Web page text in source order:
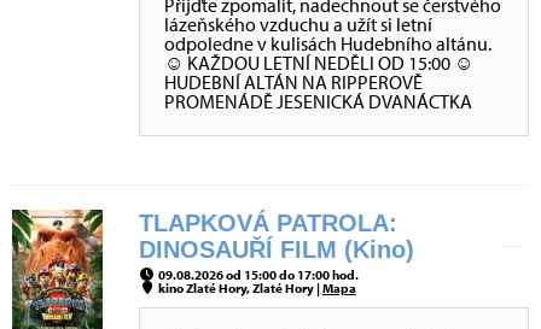
Přijďte zpomalit, nadechnout se čerstvého
lázeňského vzduchu a užít si letní
odpoledne v kulisách Hudebního altánu.
☺ KAŽDOU LETNÍ NEDĚLI OD 15:00 ☺
HUDEBNÍ ALTÁN NA RIPPEROVĚ
PROMENÁDĚ JESENICKÁ DVANÁCTKA
TLAPKOVÁ PATROLA:
DINOSAUŘÍ FILM (Kino)
09.08.2026 od 15:00 do 17:00 hod.
kino Zlaté Hory, Zlaté Hory |Mapa